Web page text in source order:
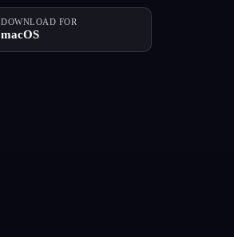
DOWNLOAD FOR
macOS